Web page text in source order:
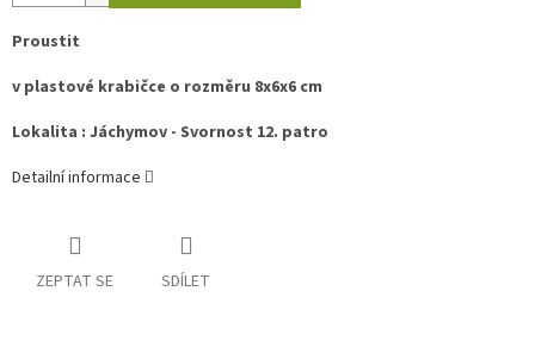
Proustit
v plastové krabičce o rozměru 8x6x6 cm
Lokalita : Jáchymov - Svornost 12. patro
Detailní informace
ZEPTAT SE SDÍLET